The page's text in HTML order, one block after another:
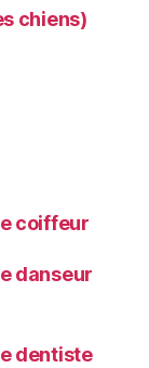
chiens)
coiffeur
danseur
dentiste